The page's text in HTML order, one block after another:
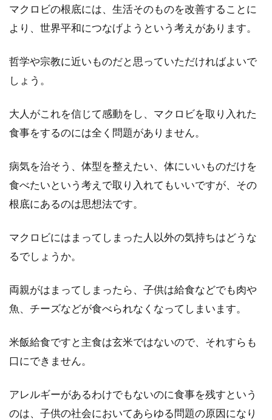
マクロビの根底には、生活そのものを改善することに
より、世界平和につなげようという考えがあります。
哲学や宗教に近いものだと思っていただければよいで
しょう。
大人がこれを信じて感動をし、マクロビを取り入れた
食事をするのには全く問題がありません。
病気を治そう、体型を整えたい、体にいいものだけを
食べたいという考えで取り入れてもいいですが、その
根底にあるのは思想法です。
マクロビにはまってしまった人以外の気持ちはどうな
るでしょうか。
両親がはまってしまったら、子供は給食などでも肉や
魚、チーズなどが食べられなくなってしまいます。
米飯給食ですと主食は玄米ではないので、それすらも
口にできません。
アレルギーがあるわけでもないのに食事を残すという
のは、子供の社会においてあらゆる問題の原因になり